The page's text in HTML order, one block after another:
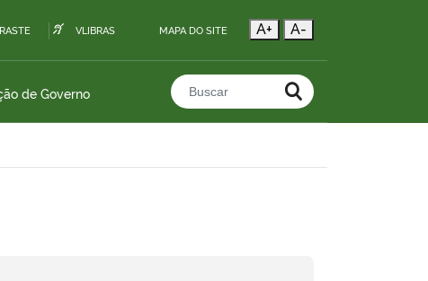
VLIBRAS MAPA DO SITE A+ A-
de Governo Buscar no portal